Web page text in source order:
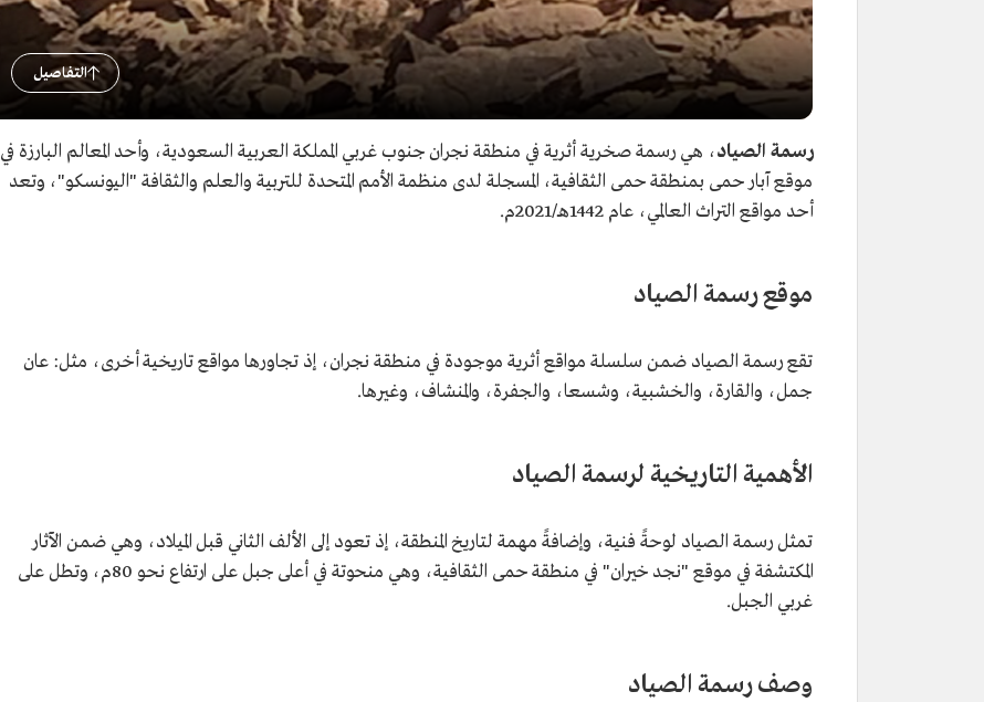
التفاصيل
رسمة الصياد، هي رسمة صخرية أثرية في منطقة نجران جنوب غربي المملكة العربية السعودية، وأحد المعالم البارزة في
موقع آبار حمى بمنطقة حمى الثقافية، المسجلة لدى منظمة الأمم المتحدة للتربية والعلم والثقافة "اليونسكو"، وتعد
أحد مواقع التراث العالمي، عام 1442هـ/2021م.
موقع رسمة الصياد
تقع رسمة الصياد ضمن سلسلة مواقع أثرية موجودة في منطقة نجران، إذ تجاورها مواقع تاريخية أخرى، مثل: عان
جمل، والقارة، والخشبية، وشسعا، والجفرة، والمنشاف، وغيرها.
الأهمية التاريخية لرسمة الصياد
تمثل رسمة الصياد لوحةً فنية، وإضافةً مهمة لتاريخ المنطقة، إذ تعود إلى الألف الثاني قبل الميلاد، وهي ضمن الآثار
المكتشفة في موقع "نجد خيران" في منطقة حمى الثقافية، وهي منحوتة في أعلى جبل على ارتفاع نحو 80م، وتطل على
غربي الجبل.
وصف رسمة الصياد